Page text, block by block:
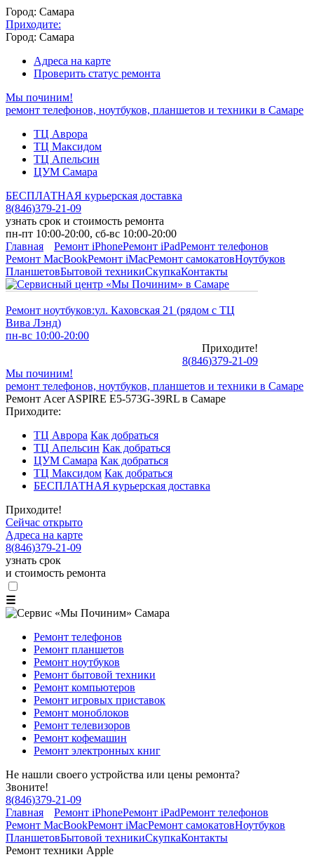
Город: Самара
Приходите:
Город: Самара
Адреса на карте
Проверить статус ремонта
Мы починим!
ремонт телефонов, ноутбуков, планшетов и техники в Самаре
ТЦ Аврора
ТЦ Максидом
ТЦ Апельсин
ЦУМ Самара
БЕСПЛАТНАЯ курьерская доставка
8(846)379-21-09
узнать срок и стоимость ремонта
пн-пт 10:00-20:00, сб-вс 10:00-20:00
Главная
Ремонт iPhoneРемонт iPadРемонт телефонов
Ремонт MacBookРемонт iMacРемонт самокатовНоутбуков
ПланшетовБытовой техникиСкупкаКонтакты
Ремонт ноутбуков:ул. Каховская 21 (рядом с ТЦ
Вива Лэнд)
пн-вс 10:00-20:00
Приходите!
8(846)379-21-09
Мы починим!
ремонт телефонов, ноутбуков, планшетов и техники в Самаре
Ремонт Acer ASPIRE E5-573G-39RL в Самаре
Приходите:
ТЦ Аврора Как добраться
ТЦ Апельсин Как добраться
ЦУМ Самара Как добраться
ТЦ Максидом Как добраться
БЕСПЛАТНАЯ курьерская доставка
Приходите!
Сейчас открыто
Адреса на карте
8(846)379-21-09
узнать срок
и стоимость ремонта
☰
Ремонт телефонов
Ремонт планшетов
Ремонт ноутбуков
Ремонт бытовой техники
Ремонт компьютеров
Ремонт игровых приставок
Ремонт моноблоков
Ремонт телевизоров
Ремонт кофемашин
Ремонт электронных книг
Не нашли своего устройства или цены ремонта?
Звоните!
8(846)379-21-09
Главная
Ремонт iPhoneРемонт iPadРемонт телефонов
Ремонт MacBookРемонт iMacРемонт самокатовНоутбуков
ПланшетовБытовой техникиСкупкаКонтакты
Ремонт техники Apple